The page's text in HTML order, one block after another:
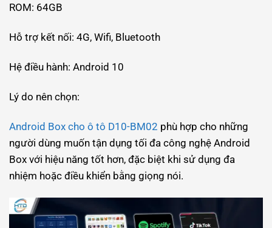
ROM: 64GB
Hỗ trợ kết nối: 4G, Wifi, Bluetooth
Hệ điều hành: Android 10
Lý do nên chọn:
Android Box cho ô tô D10-BM02 phù hợp cho những
người dùng muốn tận dụng tối đa công nghệ Android
Box với hiệu năng tốt hơn, đặc biệt khi sử dụng đa
nhiệm hoặc điều khiển bằng giọng nói.